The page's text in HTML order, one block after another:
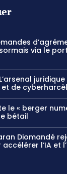
via le
de
le « berger
bétail
Diomandé
l’IA et